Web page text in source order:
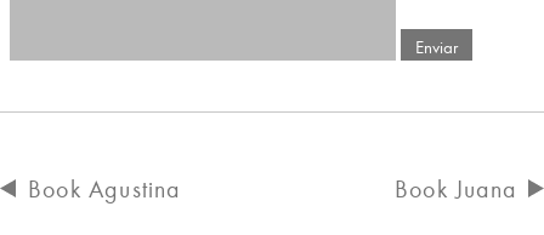
Book Agustina Book Juana